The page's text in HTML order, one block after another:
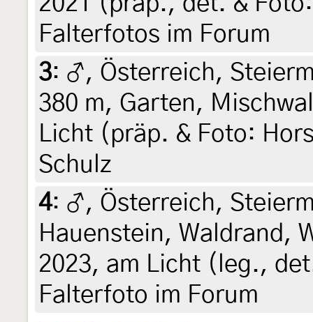
Falterfotos im Forum
3: ♂, Österreich,
380 m, Garten,
Licht (präp. & Foto:
Schulz
4: ♂, Österreich,
Hauenstein, Waldrand,
2023, am Licht (leg.,
Falterfoto im Forum